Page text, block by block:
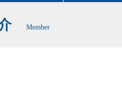
Member